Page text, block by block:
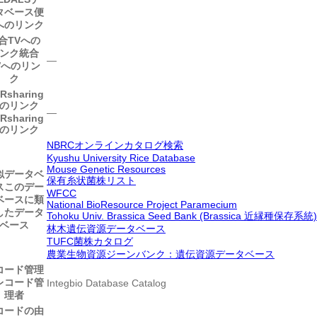
ベース便
のリンク
TVへの
ク統合
のリン
ク
―
リンク
リンク
―
データベ
このデー
ースに類
たデータ
ベース
NBRCオンラインカタログ検索
Kyushu University Rice Database
Mouse Genetic Resources
保有糸状菌株リスト
WFCC
National BioResource Project Paramecium
Tohoku Univ. Brassica Seed Bank (Brassica 近縁種保存系統)
林木遺伝資源データベース
TUFC菌株カタログ
農業生物資源ジーンバンク：遺伝資源データベース
ード管理
コード管
理者
Integbio Database Catalog
ードの由